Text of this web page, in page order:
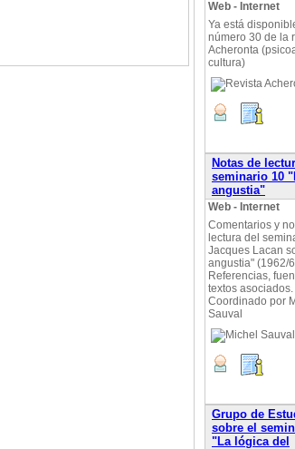
Web - Internet
Ya está
número 30 de la
Acheronta
cultura)
Notas de
seminario 10
angustia"
Web - Internet
Comentarios y
lectura del
Jacques Lacan
angustia" (1962/
Referencias,
textos asociados.
Coordinado por
Sauval
Grupo de
sobre el
"La lógica del